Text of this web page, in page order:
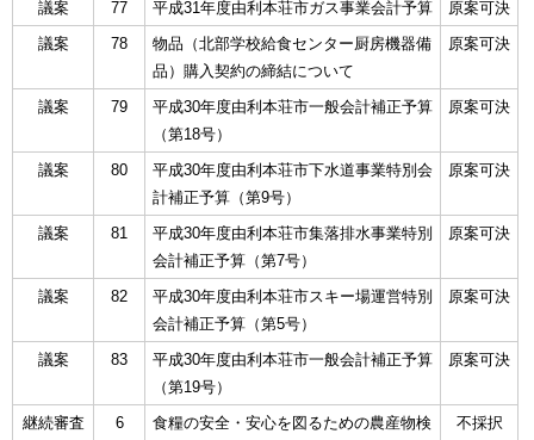
議案
77 平成31年度由利本荘市ガス事業会計予算
原案可決
議案
78
物品（北部学校給食センター厨房機器備
品）購入契約の締結について
原案可決
議案 79
平成30年度由利本荘市一般会計補正予算
（第18号）
原案可決
議案 80
平成30年度由利本荘市下水道事業特別会
計補正予算（第9号）
原案可決
議案 81
平成30年度由利本荘市集落排水事業特別
会計補正予算（第7号）
原案可決
議案 82
平成30年度由利本荘市スキー場運営特別
会計補正予算（第5号）
原案可決
議案 83
平成30年度由利本荘市一般会計補正予算
（第19号）
原案可決
継続審査
6
食糧の安全・安心を図るための農産物検
不採択